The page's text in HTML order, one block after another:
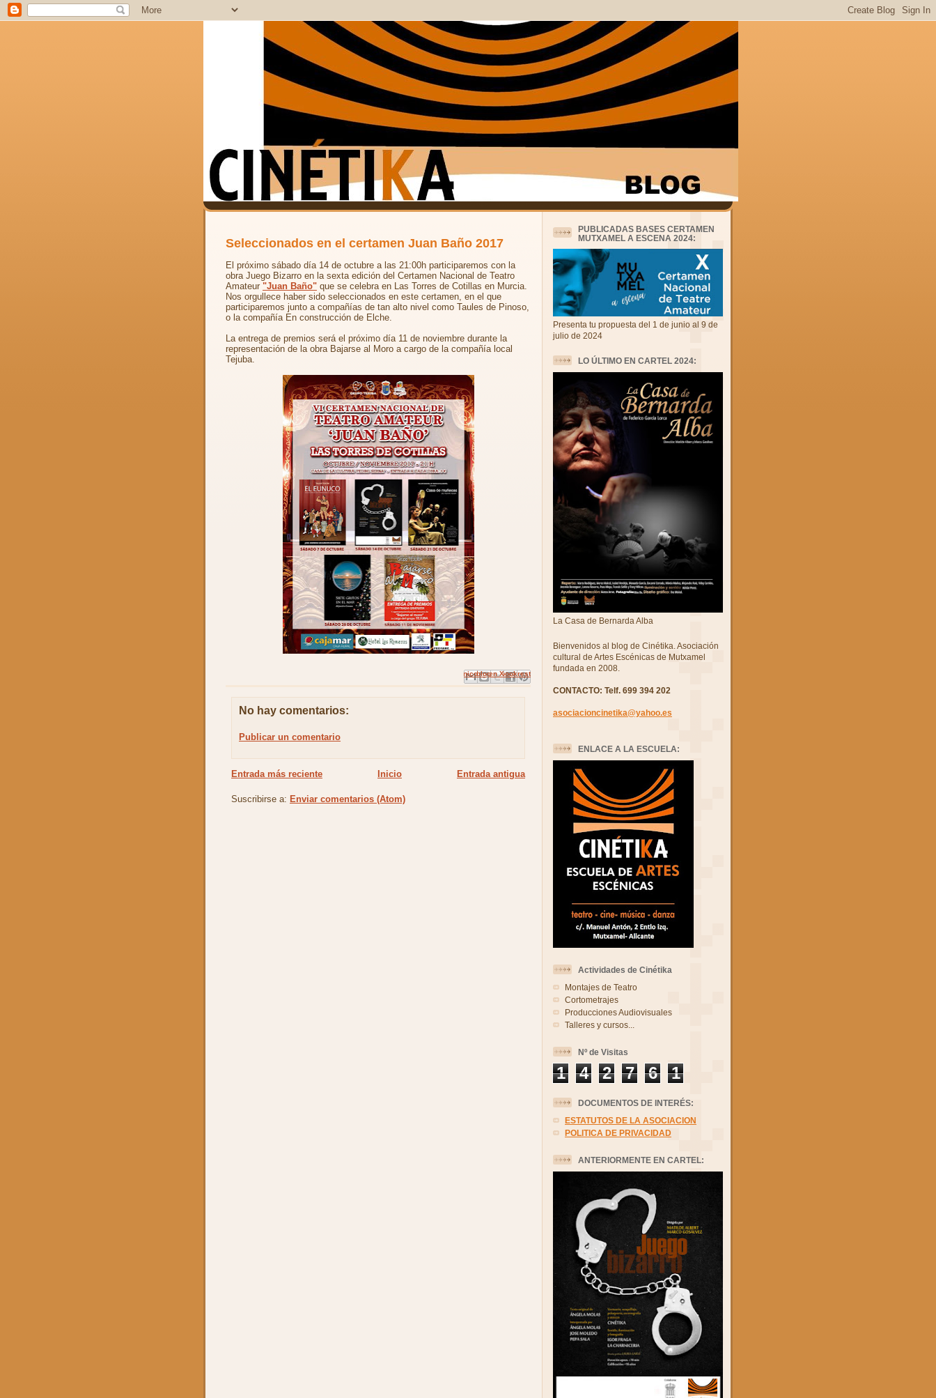
Seleccionados en el certamen Juan Baño 2017
El próximo sábado día 14 de octubre a las 21:00h participaremos con la
obra Juego Bizarro en la sexta edición del Certamen Nacional de Teatro
Amateur "Juan Baño" que se celebra en Las Torres de Cotillas en Murcia.
Nos orgullece haber sido seleccionados en este certamen, en el que
participaremos junto a compañías de tan alto nivel como Taules de Pinoso,
o la compañía En construcción de Elche.
La entrega de premios será el próximo día 11 de noviembre durante la
representación de la obra Bajarse al Moro a cargo de la compañía local
Tejuba.
Enviar por correo electrónico
Escribe un blog
Compartir en X
Compartir con Facebook
Compartir en Pinterest
No hay comentarios:
Publicar un comentario
Entrada más reciente Entrada antigua
Inicio
Suscribirse a: Enviar comentarios (Atom)
PUBLICADAS BASES CERTAMEN
MUTXAMEL A ESCENA 2024:
Presenta tu propuesta del 1 de junio al 9 de
julio de 2024
LO ÚLTIMO EN CARTEL 2024:
La Casa de Bernarda Alba
Bienvenidos al blog de Cinétika. Asociación
cultural de Artes Escénicas de Mutxamel
fundada en 2008.
CONTACTO: Telf. 699 394 202
asociacioncinetika@yahoo.es
ENLACE A LA ESCUELA:
Actividades de Cinétika
Montajes de Teatro
Cortometrajes
Producciones Audiovisuales
Talleres y cursos...
Nº de Visitas
1 4 2 7 6 1
DOCUMENTOS DE INTERÉS:
ESTATUTOS DE LA ASOCIACION
POLITICA DE PRIVACIDAD
ANTERIORMENTE EN CARTEL: